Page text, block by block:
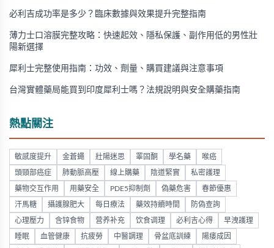
必利吉成功率是多少？臨床數據與效果提升完整指南
薄力士口溶膜完整攻略：快速起效、隱私保護、副作用低的男性壯
陽新選擇
犀利士完整使用指南：功效、劑量、購買建議與注意事項
台灣實體藥局能買到印度犀利士嗎？法規說明與安全購藥指南
熱點關注
敏感度提升 金蒼蠅 壯陽迷思 睪固酮 學名藥 喉癌
頭頸部癌症 肺動脈高壓 線上購藥 陰道緊實 私密護理
藥物交互作用 用藥安全 PDE5抑制劑 偽藥危害 春節優惠
汗馬糖 攝護腺肥大 每日療法 藥效持續時間 防偽查詢
心理壓力 含锌食物 营养补充 饮食调理 必利吉心得 早洩護理
睡眠 血管健康 抗疲勞 中醫調理 骨盆底訓練 陽痿成因